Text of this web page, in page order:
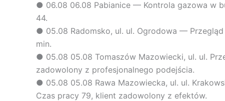
● 06.08 06.08 Pabianice — Kontrola gazowa w
44.
● 05.08 Radomsko, ul. ul. Ogrodowa —
min.
● 05.08 05.08 Tomaszów Mazowiecki, ul. ul.
zadowolony z profesjonalnego podejścia.
● 05.08 05.08 Rawa Mazowiecka, ul. ul.
Czas pracy 79, klient zadowolony z efektów.